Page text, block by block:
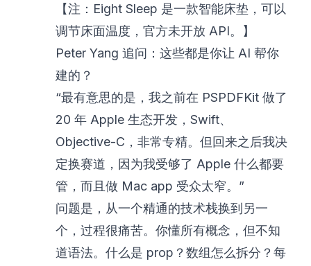
【注：Eight Sleep 是一款智能床垫，可以
调节床面温度，官方未开放 API。】
Peter Yang 追问：这些都是你让 AI 帮你
建的？
“最有意思的是，我之前在 PSPDFKit 做了
20 年 Apple 生态开发，Swift、
Objective-C，非常专精。但回来之后我决
定换赛道，因为我受够了 Apple 什么都要
管，而且做 Mac app 受众太窄。”
问题是，从一个精通的技术栈换到另一
个，过程很痛苦。你懂所有概念，但不知
道语法。什么是 prop？数组怎么拆分？每